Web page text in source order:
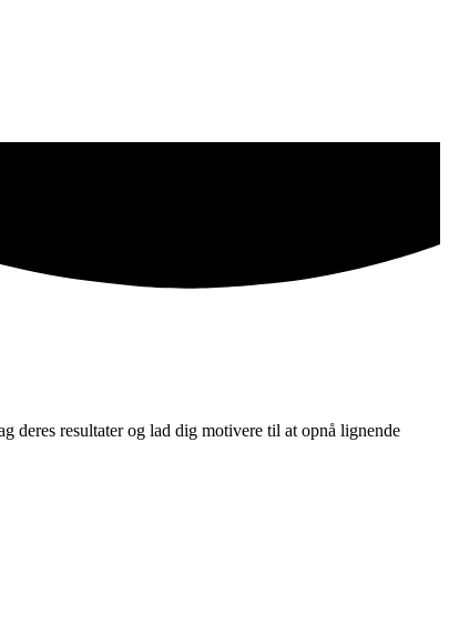
deres resultater og lad dig motivere til at opnå lignende